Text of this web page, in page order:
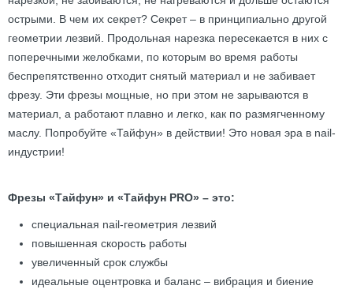
острыми. В чем их секрет? Секрет – в принципиально другой
геометрии лезвий. Продольная нарезка пересекается в них с
поперечными желобками, по которым во время работы
беспрепятственно отходит снятый материал и не забивает
фрезу. Эти фрезы мощные, но при этом не зарываются в
материал, а работают плавно и легко, как по размягченному
маслу. Попробуйте «Тайфун» в действии! Это новая эра в nail-
индустрии!
Фрезы «Тайфун» и «Тайфун PRO» – это:
специальная nail-геометрия лезвий
повышенная скорость работы
увеличенный срок службы
идеальные оцентровка и баланс – вибрация и биение